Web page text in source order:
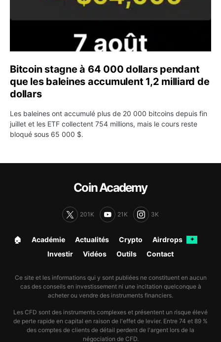
Bitcoin stagne à 64 000 dollars pendant
que les baleines accumulent 1,2 milliard de
dollars
Les baleines ont accumulé plus de 20 000 bitcoins depuis fin
juillet et les ETF collectent 754 millions, mais le cours reste
bloqué sous 65 000 $.
Coin Academy
201K 21K 3K
🏠︎ Académie Actualités Crypto Airdrops ✦
Investir Vidéos Outils Contact
Ce site et les informations qui y sont publiées ne constituent en aucun
cas des conseils en investissement ni une incitation quelconque à
acheter ou vendre des instruments financiers.
Les CFD sont des instruments complexes et présentent un risque élevé
de perte rapide en capital en raison de l'effet de levier. Entre 74 et 89 %
des comptes de clients de détail perdent de l'argent lors de la
négociation de CFD.